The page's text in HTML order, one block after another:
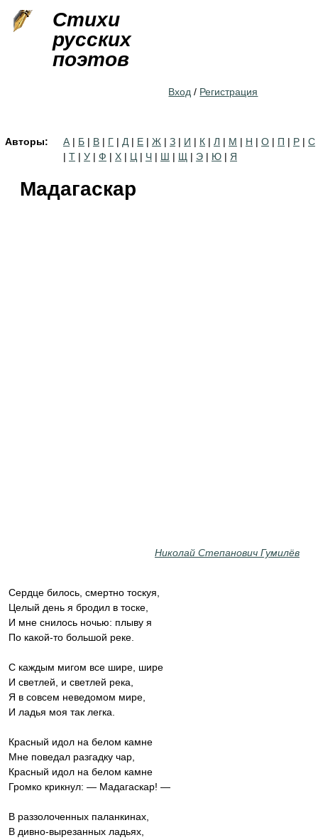
Стихи
русских
поэтов
Вход / Регистрация
Авторы: А | Б | В | Г | Д | Е | Ж | З | И | К | Л | М | Н | О | П | Р | С
| Т | У | Ф | Х | Ц | Ч | Ш | Щ | Э | Ю | Я
Мадагаскар
Николай Степанович Гумилёв
Сердце билось, смертно тоскуя,
Целый день я бродил в тоске,
И мне снилось ночью: плыву я
По какой-то большой реке.
С каждым мигом все шире, шире
И светлей, и светлей река,
Я в совсем неведомом мире,
И ладья моя так легка.
Красный идол на белом камне
Мне поведал разгадку чар,
Красный идол на белом камне
Громко крикнул: — Мадагаскар! —
В раззолоченных паланкинах,
В дивно-вырезанных ладьях,